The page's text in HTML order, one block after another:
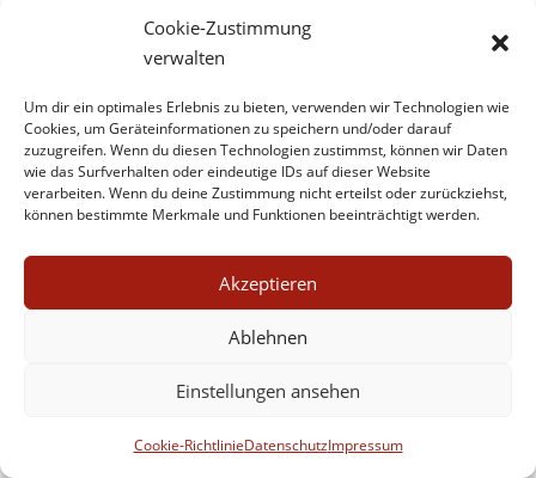
Cookie-Zustimmung
verwalten
Um dir ein optimales Erlebnis zu bieten, verwenden wir Technologien wie
Cookies, um Geräteinformationen zu speichern und/oder darauf
zuzugreifen. Wenn du diesen Technologien zustimmst, können wir Daten
wie das Surfverhalten oder eindeutige IDs auf dieser Website
verarbeiten. Wenn du deine Zustimmung nicht erteilst oder zurückziehst,
können bestimmte Merkmale und Funktionen beeinträchtigt werden.
Akzeptieren
Ablehnen
Einstellungen ansehen
Cookie-RichtlinieDatenschutzImpressum
Impressum Datenschutz
Kontakt